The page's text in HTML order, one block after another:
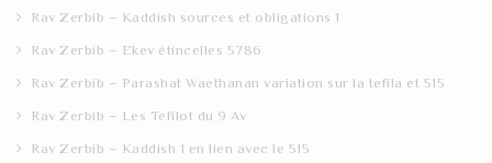
Rav Zerbib – Kaddish sources et obligations 1
Rav Zerbib – Ekev étincelles 5786
Rav Zerbib – Parashat Waethanan variation sur la tefila et 515
Rav Zerbib – Les Tefilot du 9 Av
Rav Zerbib – Kaddish 1 en lien avec le 515